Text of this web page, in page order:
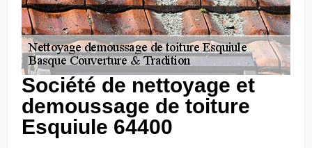
Société de nettoyage et
demoussage de toiture
Esquiule 64400